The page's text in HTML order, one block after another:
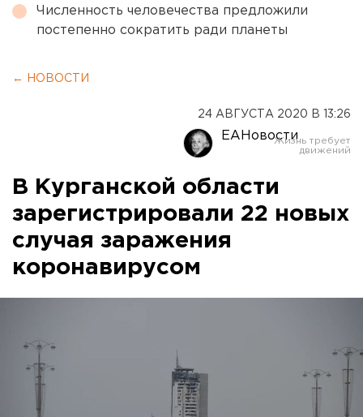
Численность человечества предложили
постепенно сократить ради планеты
← НОВОСТИ
24 АВГУСТА 2020 В 13:26
ЕАНовости
В Курганской области
зарегистрировали 22 новых
случая заражения
коронавирусом